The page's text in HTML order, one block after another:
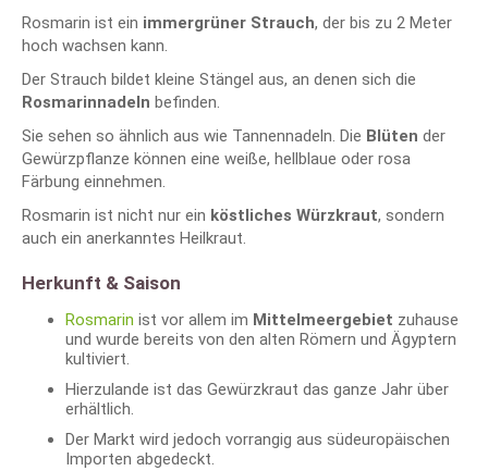
Rosmarin ist ein immergrüner Strauch, der bis zu 2 Meter
hoch wachsen kann.
Der Strauch bildet kleine Stängel aus, an denen sich die
Rosmarinnadeln befinden.
Sie sehen so ähnlich aus wie Tannennadeln. Die Blüten der
Gewürzpflanze können eine weiße, hellblaue oder rosa
Färbung einnehmen.
Rosmarin ist nicht nur ein köstliches Würzkraut, sondern
auch ein anerkanntes Heilkraut.
Herkunft & Saison
Rosmarin ist vor allem im Mittelmeergebiet zuhause
und wurde bereits von den alten Römern und Ägyptern
kultiviert.
Hierzulande ist das Gewürzkraut das ganze Jahr über
erhältlich.
Der Markt wird jedoch vorrangig aus südeuropäischen
Importen abgedeckt.